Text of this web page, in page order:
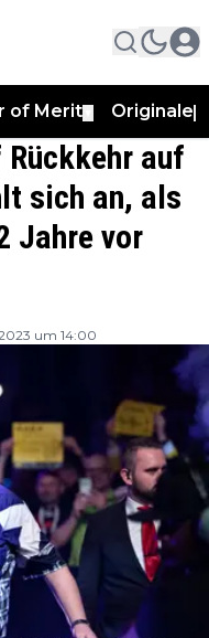
of Merit Originale
auf
sich an, als
Jahre vor
um 14:00